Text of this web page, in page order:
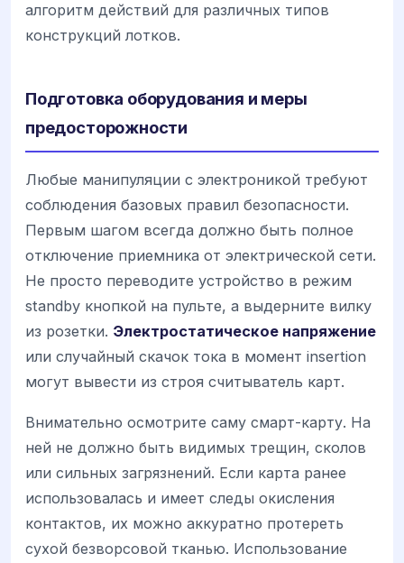
алгоритм действий для различных типов
конструкций лотков.
Подготовка оборудования и меры
предосторожности
Любые манипуляции с электроникой требуют
соблюдения базовых правил безопасности.
Первым шагом всегда должно быть полное
отключение приемника от электрической сети.
Не просто переводите устройство в режим
standby кнопкой на пульте, а выдерните вилку
из розетки. Электростатическое напряжение
или случайный скачок тока в момент insertion
могут вывести из строя считыватель карт.
Внимательно осмотрите саму смарт-карту. На
ней не должно быть видимых трещин, сколов
или сильных загрязнений. Если карта ранее
использовалась и имеет следы окисления
контактов, их можно аккуратно протереть
сухой безворсовой тканью. Использование